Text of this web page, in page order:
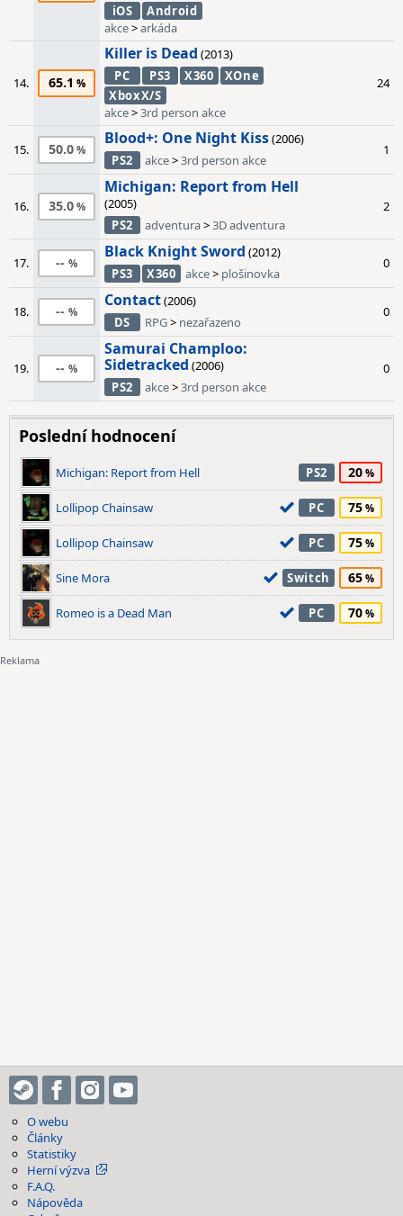
iOS
Android
akce>arkáda
14. 65.1
Killer is Dead (2013)
PC
PS3 X360
XOne
XboxX/S
akce>3rd person akce
24
15. 50.0
Blood+: One Night Kiss(2006)
PS2
akce>3rd person akce
1
16. 35.0
Michigan: Report from Hell
(2005)
PS2
adventura>3D adventura
2
17. --
Black Knight Sword (2012)
PS3
X360 akce> plošinovka
0
18. --
Contact(2006)
DS
RPG> nezařazeno
0
19. --
Samurai Champloo:
Sidetracked (2006)
PS2
akce>3rd person akce
0
Poslední hodnocení
Michigan: Report from Hell PS2 20
Lollipop Chainsaw PC 75
Lollipop Chainsaw PC 75
Sine Mora Switch 65
Romeo is a Dead Man PC 70
O webu
Články
Statistiky
Herní výzva
F.A.Q.
Nápověda